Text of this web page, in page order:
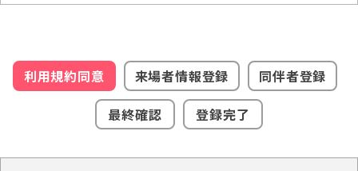
利用規約同意 来場者情報登録
同伴者登録
最終確認
登録完了